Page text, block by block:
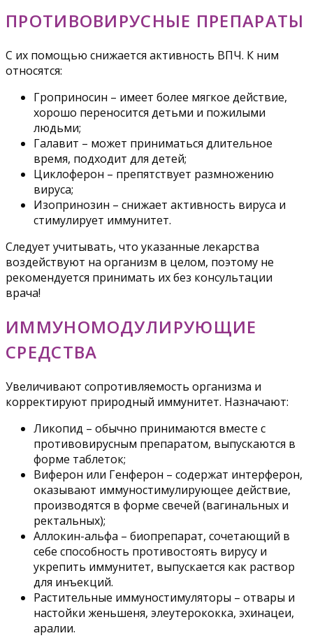
ПРОТИВОВИРУСНЫЕ ПРЕПАРАТЫ
С их помощью снижается активность ВПЧ. К ним
относятся:
Гроприносин – имеет более мягкое действие,
хорошо переносится детьми и пожилыми
людьми;
Галавит – может приниматься длительное
время, подходит для детей;
Циклоферон – препятствует размножению
вируса;
Изопринозин – снижает активность вируса и
стимулирует иммунитет.
Следует учитывать, что указанные лекарства
воздействуют на организм в целом, поэтому не
рекомендуется принимать их без консультации
врача!
ИММУНОМОДУЛИРУЮЩИЕ
СРЕДСТВА
Увеличивают сопротивляемость организма и
корректируют природный иммунитет. Назначают:
Ликопид – обычно принимаются вместе с
противовирусным препаратом, выпускаются в
форме таблеток;
Виферон или Генферон – содержат интерферон,
оказывают иммуностимулирующее действие,
производятся в форме свечей (вагинальных и
ректальных);
Аллокин-альфа – биопрепарат, сочетающий в
себе способность противостоять вирусу и
укрепить иммунитет, выпускается как раствор
для инъекций.
Растительные иммуностимуляторы – отвары и
настойки женьшеня, элеутерококка, эхинацеи,
аралии.